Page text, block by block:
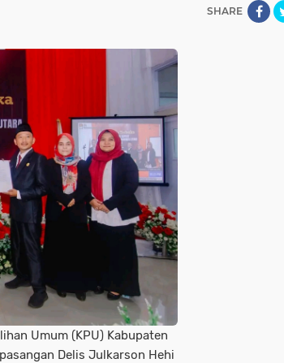
SHARE
Umum (KPU) Kabupaten
Delis Julkarson Hehi